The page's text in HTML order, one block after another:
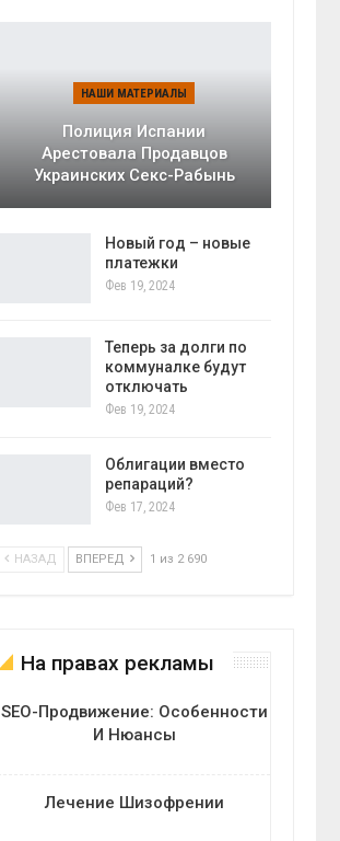
НАШИ МАТЕРИАЛЫ
Полиция Испании
Арестовала Продавцов
Украинских Секс-Рабынь
Новый год – новые
платежки
Фев 19, 2024
Теперь за долги по
коммуналке будут
отключать
Фев 19, 2024
Облигации вместо
репараций?
Фев 17, 2024
НАЗАД ВПЕРЕД 1 из 2 690
На правах рекламы
SEO-Продвижение: Особенности
И Нюансы
Лечение Шизофрении